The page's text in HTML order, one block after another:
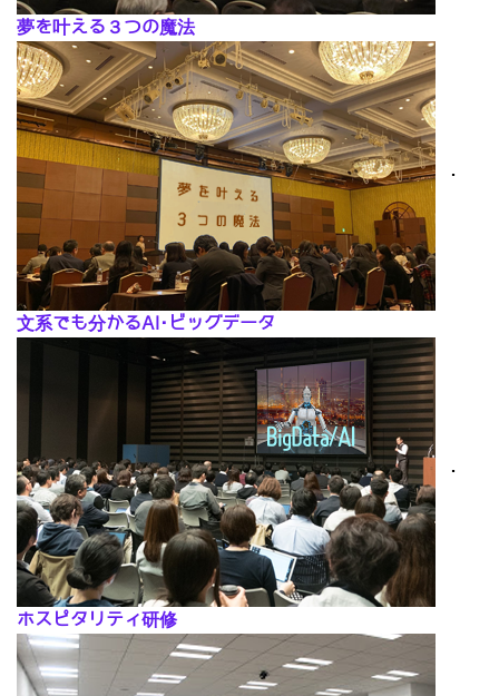
夢を叶える３つの魔法
･
文系でも分かるAI･ビッグデータ
･
ホスピタリティ研修